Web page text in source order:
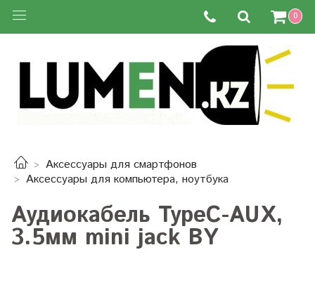
0
Аксессуары для смартфонов
Аксессуары для компьютера, ноутбука
Аудиокабель TypeС-AUX,
3.5мм mini jack BY